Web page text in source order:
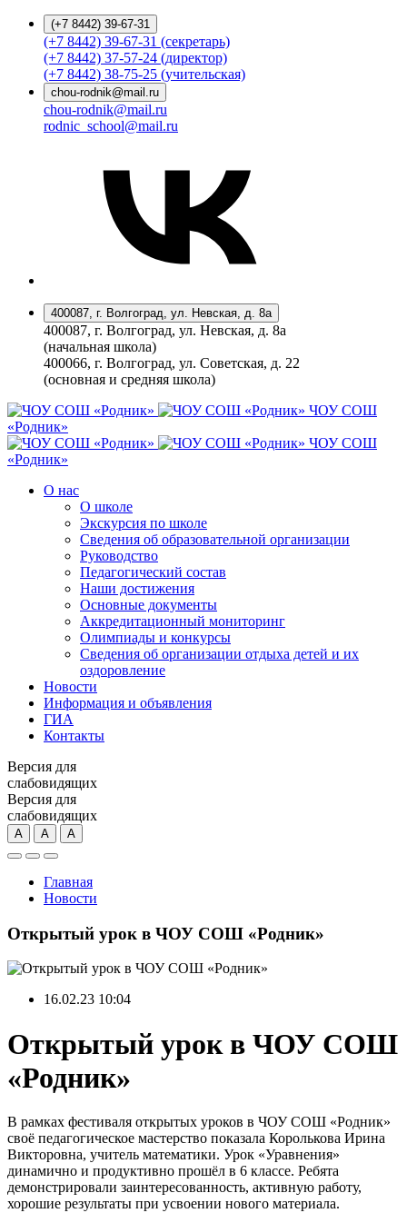
(+7 8442) 39-67-31
(+7 8442) 39-67-31 (секретарь)
(+7 8442) 37-57-24 (директор)
(+7 8442) 38-75-25 (учительская)
chou-rodnik@mail.ru
chou-rodnik@mail.ru
rodnic_school@mail.ru
400087, г. Волгоград, ул. Невская, д. 8а
400087, г. Волгоград, ул. Невская, д. 8а
(начальная школа)
400066, г. Волгоград, ул. Советская, д. 22
(основная и средняя школа)
ЧОУ СОШ
«Родник»
ЧОУ СОШ
«Родник»
О нас
О школе
Экскурсия по школе
Сведения об образовательной организации
Руководство
Педагогический состав
Наши достижения
Основные документы
Аккредитационный мониторинг
Олимпиады и конкурсы
Сведения об организации отдыха детей и их
оздоровление
Новости
Информация и объявления
ГИА
Контакты
Версия для
слабовидящих
Версия для
слабовидящих
А А А
Главная
Новости
Открытый урок в ЧОУ СОШ «Родник»
16.02.23 10:04
Открытый урок в ЧОУ СОШ
«Родник»
В рамках фестиваля открытых уроков в ЧОУ СОШ «Родник»
своё педагогическое мастерство показала Королькова Ирина
Викторовна, учитель математики. Урок «Уравнения»
динамично и продуктивно прошёл в 6 классе. Ребята
демонстрировали заинтересованность, активную работу,
хорошие результаты при усвоении нового материала.